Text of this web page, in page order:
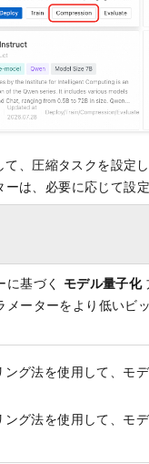
て、圧縮タスクを設定
は、必要に応じて設定
基づく モデル量子化
メーターをより低いビ
グ法を使用して、モ
グ法を使用して、モ